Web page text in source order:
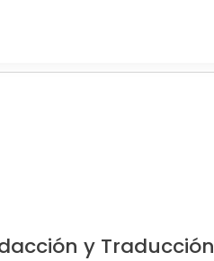
y Traducción